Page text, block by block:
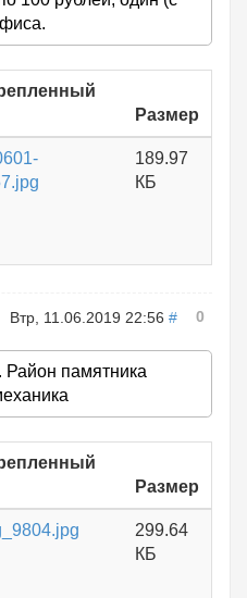
Размер
189.97
КБ
Втр, 11.06.2019 22:56 # 0
Район памятника
Размер
299.64
КБ